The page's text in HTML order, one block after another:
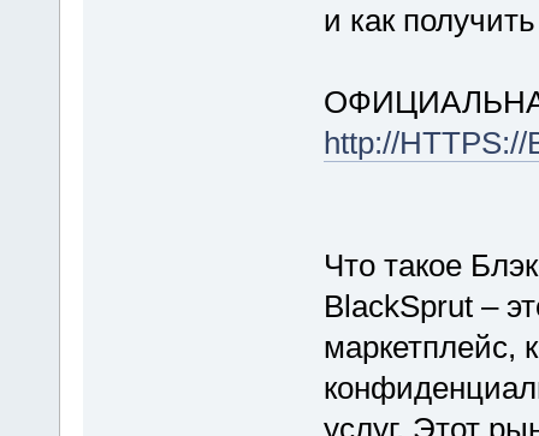
и как
http://HTTPS://
Что такое
BlackSprut –
маркетплейс,
услуг. Этот